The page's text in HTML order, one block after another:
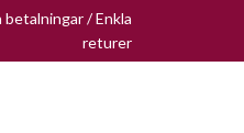
betalningar / Enkla
returer